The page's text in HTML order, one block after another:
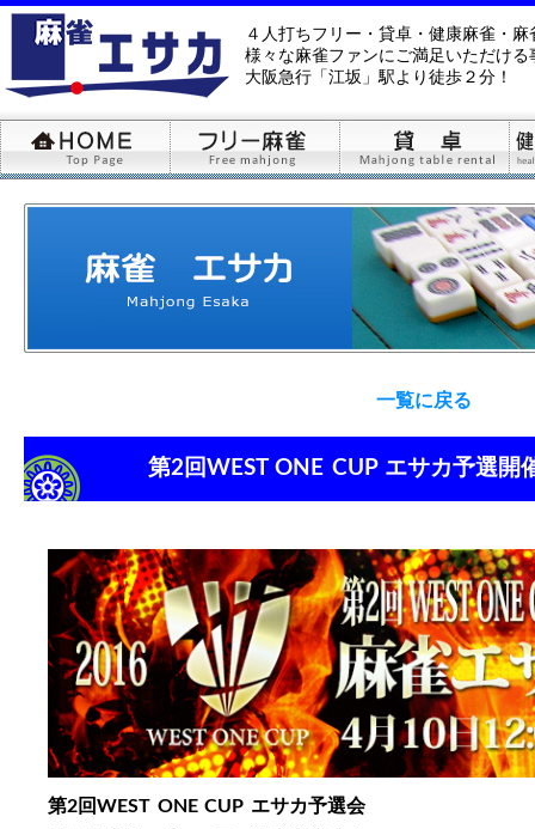
４人打ちフリー・貸卓・健康麻雀・
様々な麻雀ファンにご満足いただけ
大阪急行「江坂」駅より徒歩２分！
一覧に戻る
第2回WEST ONE CUP エサカ予選開
第2回WEST ONE CUP エサカ予選会